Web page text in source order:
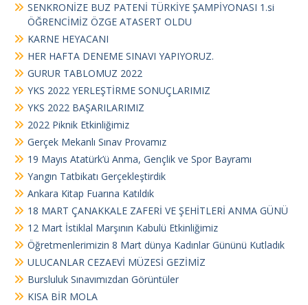
SENKRONİZE BUZ PATENİ TÜRKİYE ŞAMPİYONASI 1.si
ÖĞRENCİMİZ ÖZGE ATASERT OLDU
KARNE HEYACANI
HER HAFTA DENEME SINAVI YAPIYORUZ.
GURUR TABLOMUZ 2022
YKS 2022 YERLEŞTİRME SONUÇLARIMIZ
YKS 2022 BAŞARILARIMIZ
2022 Piknik Etkinliğimiz
Gerçek Mekanlı Sınav Provamız
19 Mayıs Atatürk’ü Anma, Gençlik ve Spor Bayramı
Yangın Tatbikatı Gerçekleştirdik
Ankara Kitap Fuarına Katıldık
18 MART ÇANAKKALE ZAFERİ VE ŞEHİTLERİ ANMA GÜNÜ
12 Mart İstiklal Marşının Kabulü Etkinliğimiz
Öğretmenlerimizin 8 Mart dünya Kadınlar Gününü Kutladık
ULUCANLAR CEZAEVİ MÜZESİ GEZİMİZ
Bursluluk Sınavımızdan Görüntüler
KISA BİR MOLA